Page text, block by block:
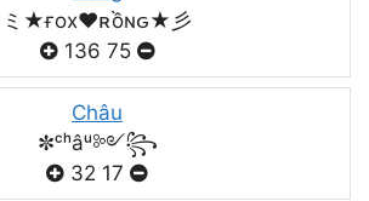
ミ★ғox♥️ʀồɴԍ★彡
136 75
Châu
✼ᶜʰâᵘ༻꧂
32 17